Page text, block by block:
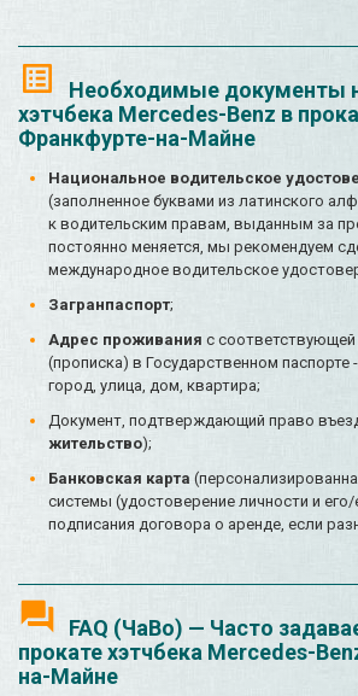
Необходимые документы
хэтчбека Mercedes-Benz в
Франкфурте-на-Майне
Национальное водительское
(заполненное буквами из латинского
к водительским правам, выданным за
постоянно меняется, мы рекомендуем
международное водительское
Загранпаспорт;
Адрес проживания с
(прописка) в Государственном паспорте
город, улица, дом, квартира;
Документ, подтверждающий право
жительство);
Банковская карта
системы (удостоверение личности и его/
подписания договора о аренде, если
FAQ (ЧаВо) — Часто
прокате хэтчбека Mercedes-
на-Майне